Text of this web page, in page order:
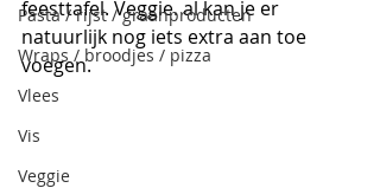
Pasta / rijst / graanproducten
Wraps / broodjes / pizza
Vlees
Vis
Veggie
feesttafel. Veggie. al kan je er
natuurlijk nog iets extra aan toe
voegen.